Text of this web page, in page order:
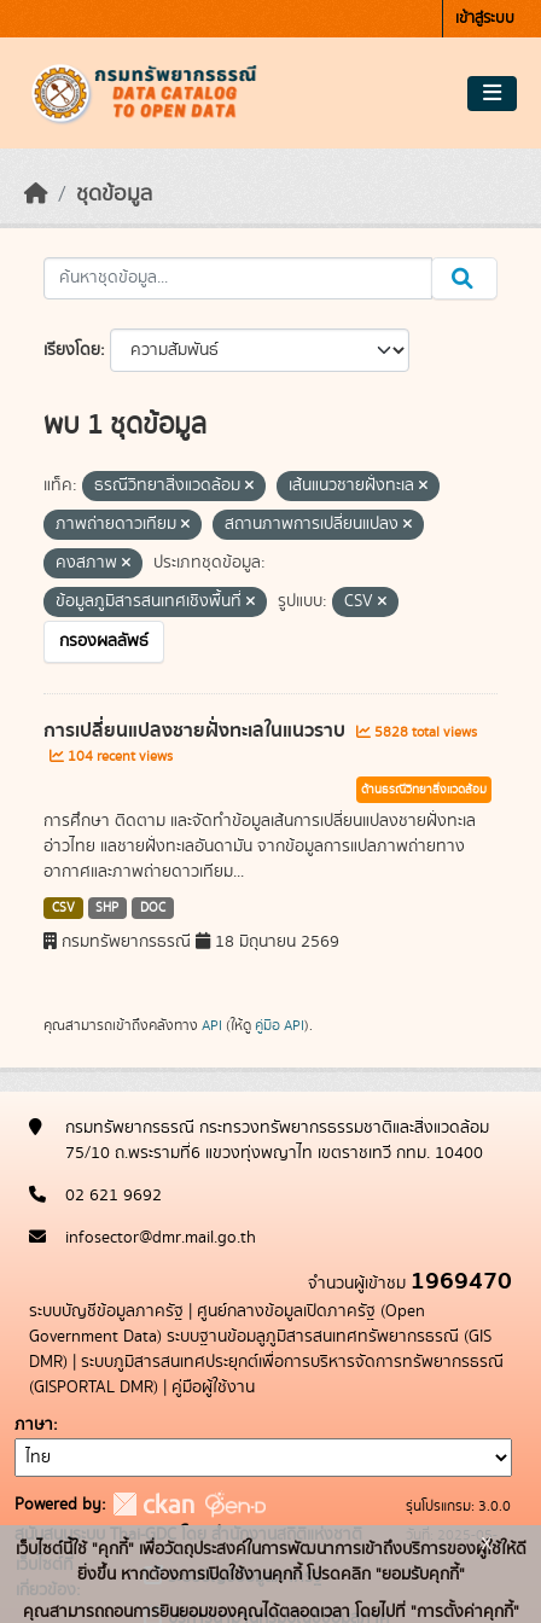
เข้าสู่ระบบ
ชุดข้อมูล
เรียงโดย
พบ 1 ชุดข้อมูล
แท็ค: ธรณีวิทยาสิ่งแวดล้อม
เส้นแนวชายฝั่งทะเล
ภาพถ่ายดาวเทียม
สถานภาพการเปลี่ยนแปลง
คงสภาพ
ประเภทชุดข้อมูล:
ข้อมูลภูมิสารสนเทศเชิงพื้นที่
รูปแบบ:
CSV
กรองผลลัพธ์
การเปลี่ยนแปลงชายฝั่งทะเลในแนวราบ
5828 total views
104 recent views
ด้านธรณีวิทยาสิ่งแวดล้อม
การศึกษา ติดตาม และจัดทำข้อมูลเส้นการเปลี่ยนแปลงชายฝั่งทะเล
อ่าวไทย แลชายฝั่งทะเลอันดามัน จากข้อมูลการแปลภาพถ่ายทาง
อากาศและภาพถ่ายดาวเทียม...
CSV SHP DOC
กรมทรัพยากรธรณี 18 มิถุนายน 2569
คุณสามารถเข้าถึงคลังทาง API (ให้ดู คู่มือ API).
กรมทรัพยากรธรณี กระทรวงทรัพยากรธรรมชาติและสิ่งแวดล้อม
75/10 ถ.พระรามที่6 แขวงทุ่งพญาไท เขตราชเทวี กทม. 10400
02 621 9692
infosector@dmr.mail.go.th
จำนวนผู้เข้าชม 1969470
ระบบบัญชีข้อมูลภาครัฐ | ศูนย์กลางข้อมูลเปิดภาครัฐ (Open
Government Data) ระบบฐานข้อมลูภูมิสารสนเทศทรัพยากรธรณี (GIS
DMR) | ระบบภูมิสารสนเทศประยุกต์เพื่อการบริหารจัดการทรัพยากรธรณี
(GISPORTAL DMR) | คู่มือผู้ใช้งาน
ภาษา
Powered by:
สนับสนุนระบบ Thai-GDC โดย สำนักงานสถิติแห่งชาติ
เว็บไซต์ที่
เกี่ยวข้อง:
ระบบบัญชีข้อมูลภาครัฐ
บริการนามานุกรมบัญชีข้อมูลภาค
รุ่นโปรแกรม: 3.0.0
วันที่: 2025-05-
19
เว็บไซต์นี้ใช้ "คุกกี้" เพื่อวัตถุประสงค์ในการพัฒนาการเข้าถึงบริการของผู้ใช้ให้ดี
ยิ่งขึ้น หากต้องการเปิดใช้งานคุกกี้ โปรดคลิก "ยอมรับคุกกี้"
คุณสามารถถอนการยินยอมของคุณได้ตลอดเวลา โดยไปที่ "การตั้งค่าคุกกี้"
x